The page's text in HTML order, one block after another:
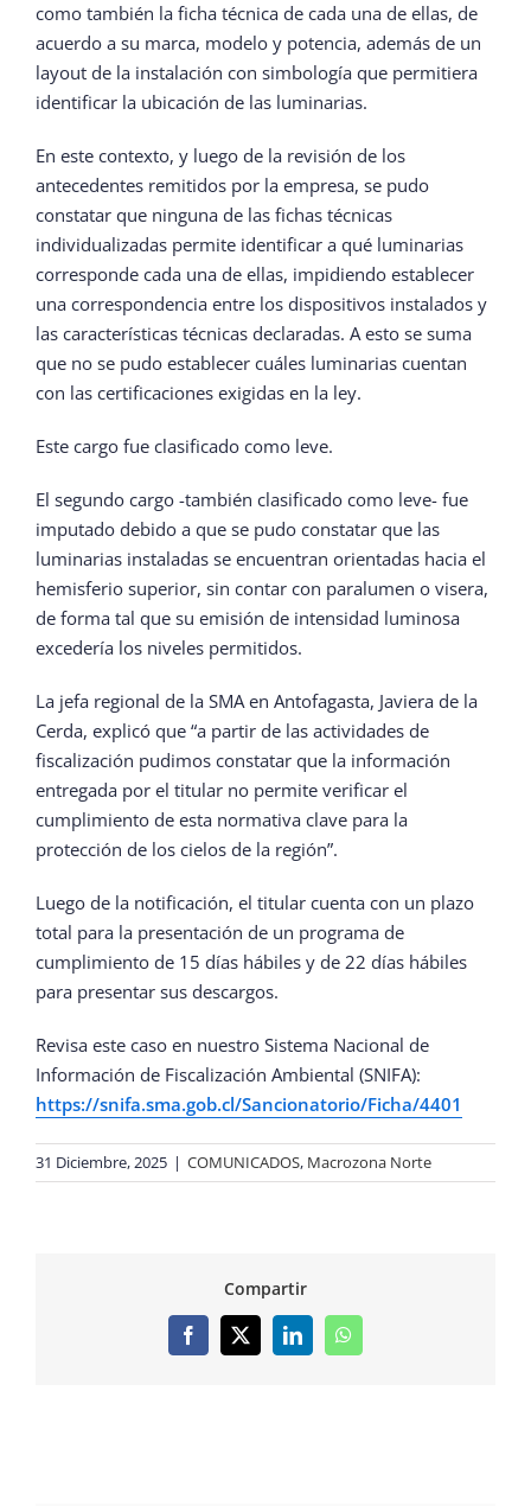
como también la ficha técnica de cada una de ellas, de
acuerdo a su marca, modelo y potencia, además de un
layout de la instalación con simbología que permitiera
identificar la ubicación de las luminarias.
En este contexto, y luego de la revisión de los
antecedentes remitidos por la empresa, se pudo
constatar que ninguna de las fichas técnicas
individualizadas permite identificar a qué luminarias
corresponde cada una de ellas, impidiendo establecer
una correspondencia entre los dispositivos instalados y
las características técnicas declaradas. A esto se suma
que no se pudo establecer cuáles luminarias cuentan
con las certificaciones exigidas en la ley.
Este cargo fue clasificado como leve.
El segundo cargo -también clasificado como leve- fue
imputado debido a que se pudo constatar que las
luminarias instaladas se encuentran orientadas hacia el
hemisferio superior, sin contar con paralumen o visera,
de forma tal que su emisión de intensidad luminosa
excedería los niveles permitidos.
La jefa regional de la SMA en Antofagasta, Javiera de la
Cerda, explicó que “a partir de las actividades de
fiscalización pudimos constatar que la información
entregada por el titular no permite verificar el
cumplimiento de esta normativa clave para la
protección de los cielos de la región”.
Luego de la notificación, el titular cuenta con un plazo
total para la presentación de un programa de
cumplimiento de 15 días hábiles y de 22 días hábiles
para presentar sus descargos.
Revisa este caso en nuestro Sistema Nacional de
Información de Fiscalización Ambiental (SNIFA):
https://snifa.sma.gob.cl/Sancionatorio/Ficha/4401
31 Diciembre, 2025 | COMUNICADOS, Macrozona Norte
Compartir
Facebook
X LinkedInWhatsApp